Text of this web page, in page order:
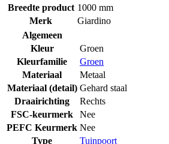
Breedte product 1000 mm
Merk
Giardino
Algemeen
Kleur
Groen
Kleurfamilie
Groen
Materiaal
Metaal
Materiaal (detail) Gehard staal
Draairichting
Rechts
FSC-keurmerk
Nee
PEFC Keurmerk Nee
Type
Tuinpoort